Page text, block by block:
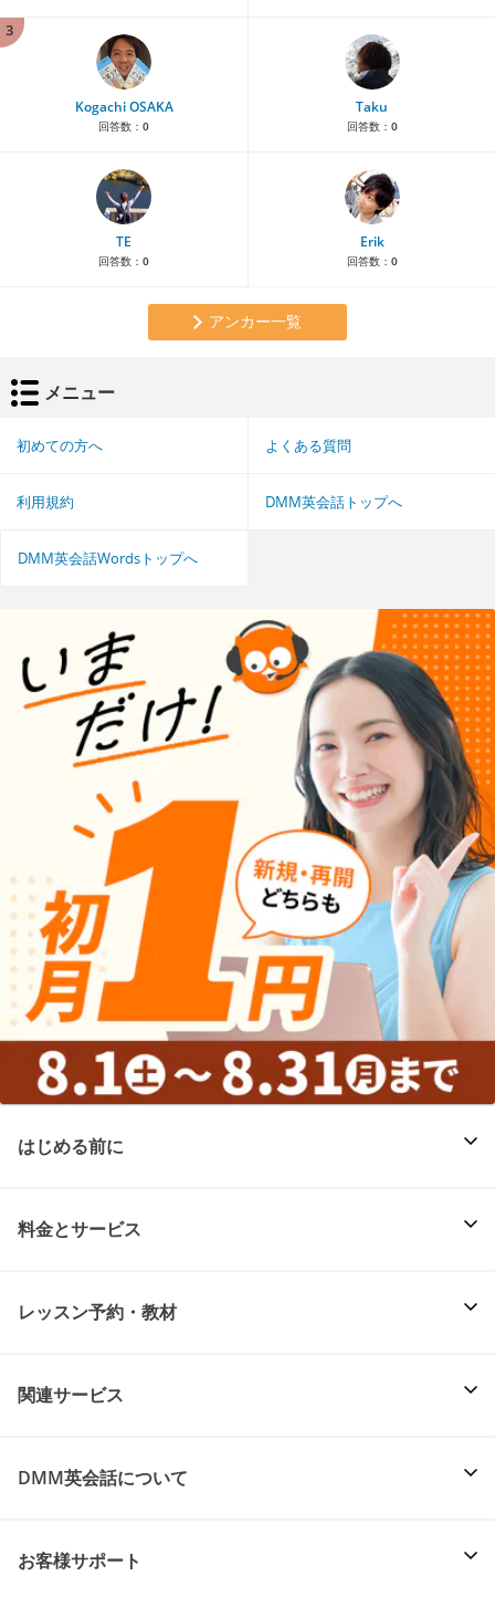
3
Kogachi OSAKA
回答数： 0
Taku
回答数： 0
TE
回答数： 0
Erik
回答数： 0
アンカー一覧
メニュー
初めての方へ よくある質問
利用規約 DMM英会話トップへ
DMM英会話Wordsトップへ
はじめる前に
料金とサービス
レッスン予約・教材
関連サービス
DMM英会話について
お客様サポート